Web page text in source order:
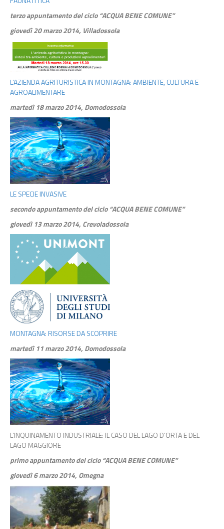
terzo appuntamento del ciclo “ACQUA BENE COMUNE”
giovedì 20 marzo 2014, Villadossola
L’AZIENDA AGRITURISTICA IN MONTAGNA: AMBIENTE, CULTURA E
AGROALIMENTARE
martedì 18 marzo 2014, Domodossola
LE SPECIE INVASIVE
secondo appuntamento del ciclo “ACQUA BENE COMUNE”
giovedì 13 marzo 2014, Crevoladossola
MONTAGNA: RISORSE DA SCOPRIRE
martedì 11 marzo 2014, Domodossola
L’INQUINAMENTO INDUSTRIALE: IL CASO DEL LAGO D’ORTA E DEL
LAGO MAGGIORE
primo appuntamento del ciclo “ACQUA BENE COMUNE”
giovedì 6 marzo 2014, Omegna